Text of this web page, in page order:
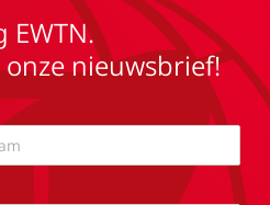
EWTN.
nieuwsbrief!